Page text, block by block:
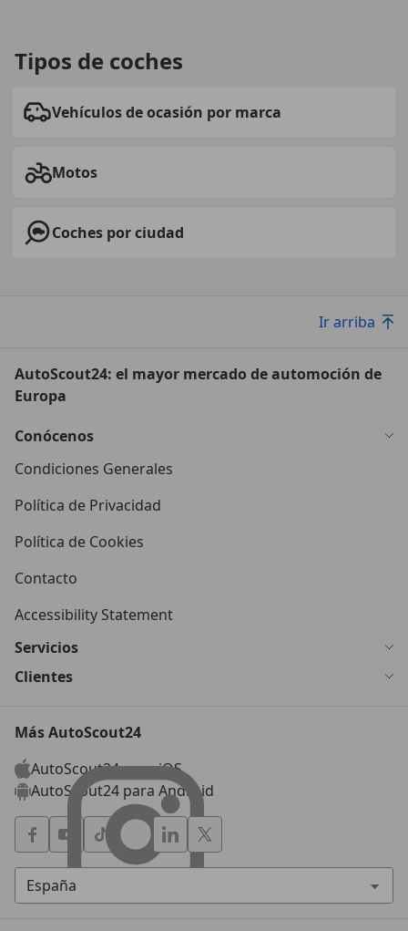
Tipos de coches
Vehículos de ocasión por marca
Motos
Coches por ciudad
Ir arriba
AutoScout24: el mayor mercado de automoción de
Europa
Conócenos
Condiciones Generales
Política de Privacidad
Política de Cookies
Contacto
Accessibility Statement
Servicios
Clientes
Más AutoScout24
AutoScout24 para iOS
AutoScout24 para Android